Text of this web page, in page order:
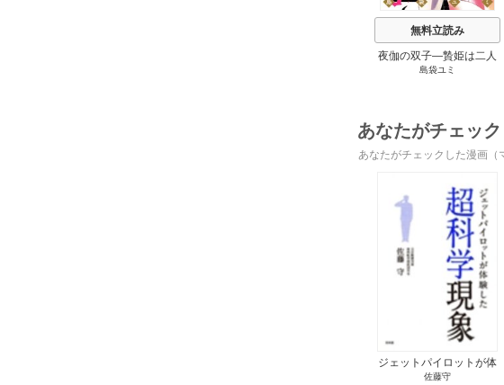
無料立読み
夜伽の双子―贄姫は二人
の王子に愛される―
島袋ユミ
あなたがチェッ
あなたがチェックした漫画（
ジェットパイロットが体
験した超科学現象
佐藤守